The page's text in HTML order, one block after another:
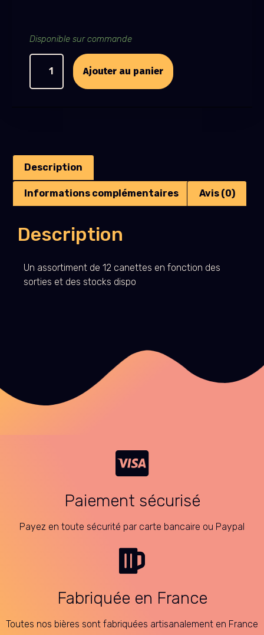
Disponible sur commande
Ajouter au panier
Description
Informations complémentaires Avis (0)
Description
Un assortiment de 12 canettes en fonction des
sorties et des stocks dispo
Paiement sécurisé
Payez en toute sécurité par carte bancaire ou Paypal
Fabriquée en France
Toutes nos bières sont fabriquées artisanalement en France